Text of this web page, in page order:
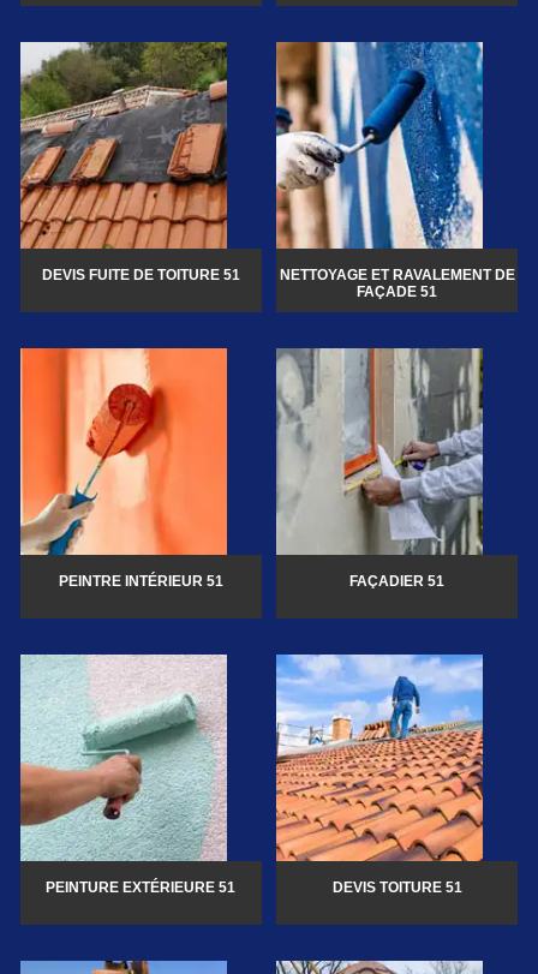
DEVIS FUITE DE TOITURE 51
NETTOYAGE ET RAVALEMENT DE
FAÇADE 51
PEINTRE INTÉRIEUR 51 FAÇADIER 51
PEINTURE EXTÉRIEURE 51 DEVIS TOITURE 51